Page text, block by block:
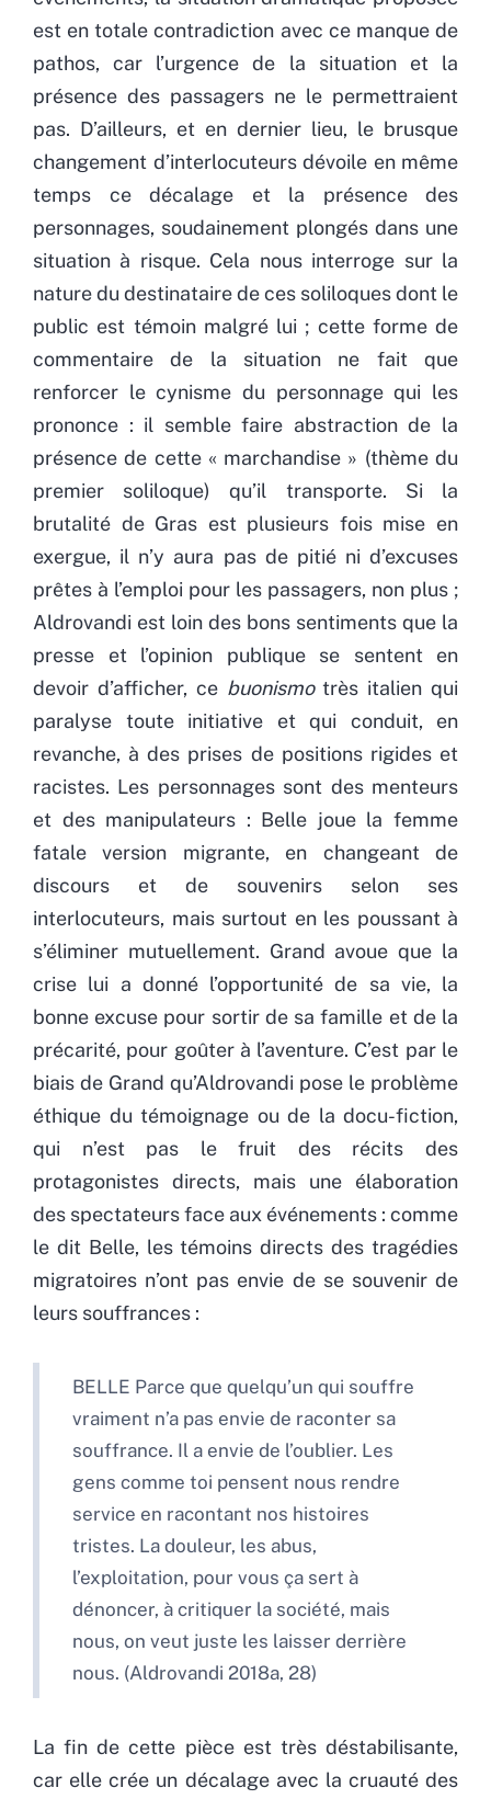
est en totale contradiction avec ce manque de
pathos, car l’urgence de la situation et la
présence des passagers ne le permettraient
pas. D’ailleurs, et en dernier lieu, le brusque
changement d’interlocuteurs dévoile en même
temps ce décalage et la présence des
personnages, soudainement plongés dans une
situation à risque. Cela nous interroge sur la
nature du destinataire de ces soliloques dont le
public est témoin malgré lui ; cette forme de
commentaire de la situation ne fait que
renforcer le cynisme du personnage qui les
prononce : il semble faire abstraction de la
présence de cette « marchandise » (thème du
premier soliloque) qu’il transporte. Si la
brutalité de Gras est plusieurs fois mise en
exergue, il n’y aura pas de pitié ni d’excuses
prêtes à l’emploi pour les passagers, non plus ;
Aldrovandi est loin des bons sentiments que la
presse et l’opinion publique se sentent en
devoir d’afficher, ce buonismotrès italien qui
paralyse toute initiative et qui conduit, en
revanche, à des prises de positions rigides et
racistes. Les personnages sont des menteurs
et des manipulateurs : Belle joue la femme
fatale version migrante, en changeant de
discours et de souvenirs selon ses
interlocuteurs, mais surtout en les poussant à
s’éliminer mutuellement. Grand avoue que la
crise lui a donné l’opportunité de sa vie, la
bonne excuse pour sortir de sa famille et de la
précarité, pour goûter à l’aventure. C’est par le
biais de Grand qu’Aldrovandi pose le problème
éthique du témoignage ou de la docu-fiction,
qui n’est pas le fruit des récits des
protagonistes directs, mais une élaboration
des spectateurs face aux événements : comme
le dit Belle, les témoins directs des tragédies
migratoires n’ont pas envie de se souvenir de
leurs souffrances :
BELLE Parce que quelqu’un qui souffre
vraiment n’a pas envie de raconter sa
souffrance. Il a envie de l’oublier. Les
gens comme toi pensent nous rendre
service en racontant nos histoires
tristes. La douleur, les abus,
l’exploitation, pour vous ça sert à
dénoncer, à critiquer la société, mais
nous, on veut juste les laisser derrière
nous. (Aldrovandi 2018a, 28)
La fin de cette pièce est très déstabilisante,
car elle crée un décalage avec la cruauté des